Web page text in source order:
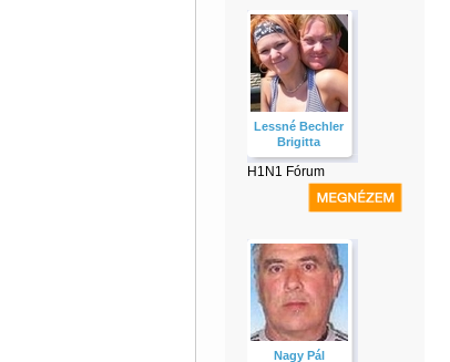
Lessné Bechler
Brigitta
H1N1 Fórum
Nagy Pál